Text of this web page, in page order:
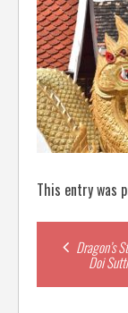
This entry was
PostDragon’s
Doi